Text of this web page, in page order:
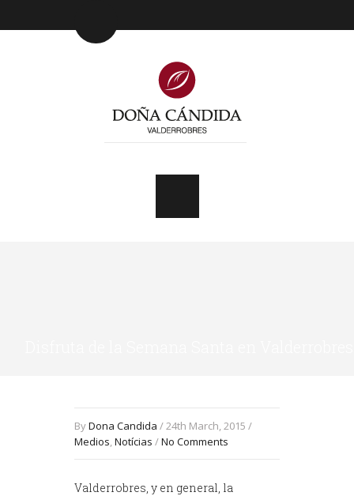
ByDona Candida / 24th March, 2015 /
Medios,Notícias /No Comments
Valderrobres, y en general, la